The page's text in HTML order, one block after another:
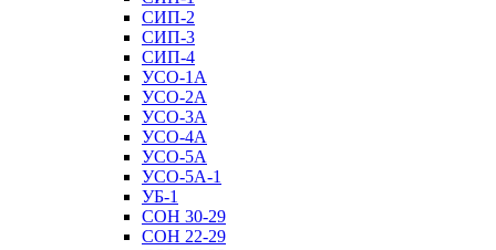
СИП-2
СИП-3
СИП-4
УСО-1А
УСО-2А
УСО-3А
УСО-4А
УСО-5А
УСО-5А-1
УБ-1
СОН 30-29
СОН 22-29